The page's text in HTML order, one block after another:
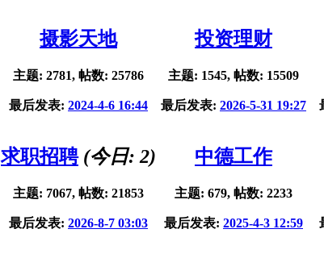
摄影天地
主题: 2781, 帖数: 25786
最后发表: 2024-4-6 16:44
投资理财
主题: 1545, 帖数: 15509
最后发表: 2026-5-31 19:27
求职招聘(今日: 2)
主题: 7067, 帖数: 21853
最后发表: 2026-8-7 03:03
中德工作
主题: 679, 帖数: 2233
最后发表: 2025-4-3 12:59